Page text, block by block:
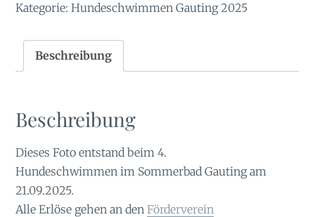
Kategorie:Hundeschwimmen Gauting 2025
Beschreibung
Beschreibung
Dieses Foto entstand beim 4.
Hundeschwimmen im Sommerbad Gauting am
21.09.2025.
Alle Erlöse gehen an denFörderverein